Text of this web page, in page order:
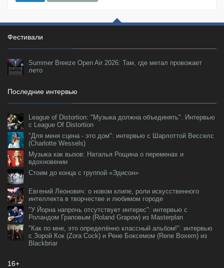
Фестивали
Summer Breeze Open Air 2026: Там, где метал провожает
лето
Последние интервью
League of Distortion: "Музыка должна объединять". Интервью
с League Of Distortion
"Для меня сцена - это дом": интервью с Шарлоттой Весселс
(Charlotte Wessels)
Музыка как вызов: Наталья Рощина о переменах и
вдохновении
Стоим до конца с группой «Эдисон»
Евгений Леонович: о новом клипе, роли искусственного
интеллекта в творчестве и любимом городе
"У Йорна напрочь отсутствует интерес": интервью с
Роландом Граповым (Roland Grapow) из Masterplan
"Как по мне, это определённо классный альбом!": интервью
с Зорой Кок (Zora Cock) и Рене Боксемом (Rene Boxem) из
Blackbriar
16+